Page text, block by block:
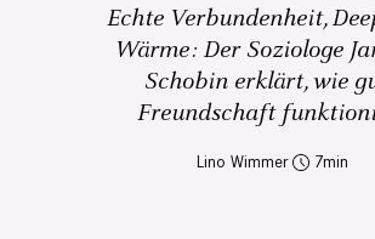
Echte Verbundenheit,
Wärme: Der Soziologe
Schobin erklärt, wie
Freundschaft
Lino Wimmer 7